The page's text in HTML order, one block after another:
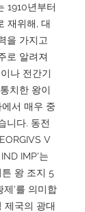
1910년부터
재위해, 대
을 가지고
로 알려져
나 전간기
치한 왕이
서 매우 중
니다. 동전
V
IMP'는
왕 조지 5
제'를 의미합
제국의 광대